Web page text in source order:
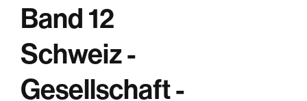
Band 12
Schweiz -
Gesellschaft -